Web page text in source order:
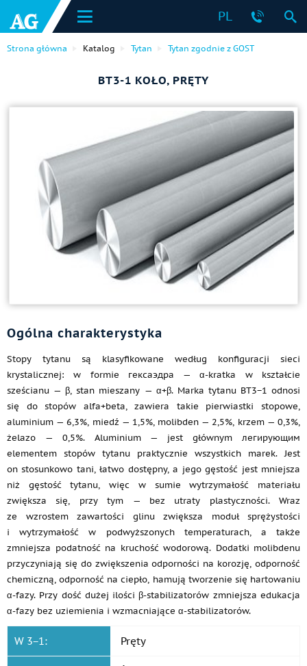
PL
Strona główna Katalog Tytan Tytan zgodnie z GOST
ВТ3-1 KOŁO, PRĘTY
Ogólna charakterystyka
Stopy tytanu są klasyfikowane według konfiguracji sieci
krystalicznej: w formie гексаэдра — α-kratka w kształcie
sześcianu — β, stan mieszany — α+β. Marka tytanu ВТ3−1 odnosi
się do stopów alfa+beta, zawiera takie pierwiastki stopowe,
aluminium — 6,3%, miedź — 1,5%, molibden — 2,5%, krzem — 0,3%,
żelazo — 0,5%. Aluminium — jest głównym легирующим
elementem stopów tytanu praktycznie wszystkich marek. Jest
on stosunkowo tani, łatwo dostępny, a jego gęstość jest mniejsza
niż gęstość tytanu, więc w sumie wytrzymałość materiału
zwiększa się, przy tym — bez utraty plastyczności. Wraz
ze wzrostem zawartości glinu zwiększa moduł sprężystości
i wytrzymałość w podwyższonych temperaturach, a także
zmniejsza podatność na kruchość wodorową. Dodatki molibdenu
przyczyniają się do zwiększenia odporności na korozję, odporność
chemiczną, odporność na ciepło, hamują tworzenie się hartowaniu
α-fazy. Przy dość dużej ilości β-stabilizatorów zmniejsza edukacja
α-fazy bez uziemienia i wzmacniające α-stabilizatorów.
W 3−1: Pręty